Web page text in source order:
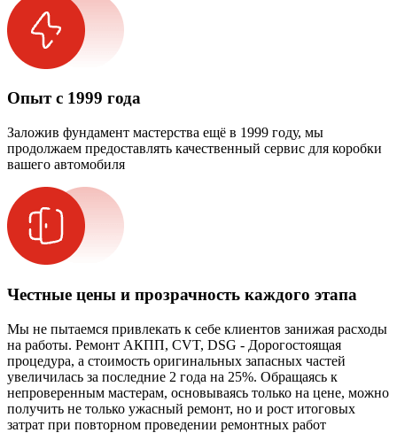
Опыт с 1999 года
Заложив фундамент мастерства ещё в 1999 году, мы
продолжаем предоставлять качественный сервис для коробки
вашего автомобиля
Честные цены и прозрачность каждого этапа
Мы не пытаемся привлекать к себе клиентов занижая расходы
на работы. Ремонт АКПП, CVT, DSG - Дорогостоящая
процедура, а стоимость оригинальных запасных частей
увеличилась за последние 2 года на 25%. Обращаясь к
непроверенным мастерам, основываясь только на цене, можно
получить не только ужасный ремонт, но и рост итоговых
затрат при повторном проведении ремонтных работ